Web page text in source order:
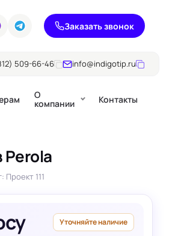
Заказать звонок
509-66-46 info@indigotip.ru
Брошюры
Презентации, годовые
отчеты
О
компании Контакты
Perola
Проект 111
Уточняйте наличие